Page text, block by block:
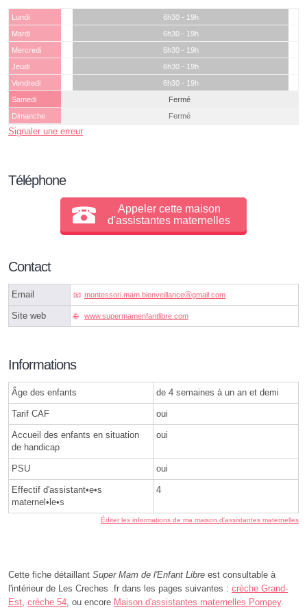
Lundi
6h30 - 19h
Mardi
6h30 - 19h
Mercredi
6h30 - 19h
Jeudi
6h30 - 19h
Vendredi
6h30 - 19h
Samedi
Fermé
Dimanche
Fermé
Signaler une erreur
Téléphone
Appeler cette maison
d'assistantes maternelles
Contact
Email montessori.mam.bienveillanceⓐgmail.com
Site web www.supermamenfantlibre.com
Informations
Âge des enfants de 4 semaines à un an et demi
Tarif CAF oui
Accueil des enfants en situation
de handicap
oui
PSU oui
Effectif d'assistant•e•s
maternel•le•s
4
Éditer les informations de ma maison d'assistantes maternelles
Cette fiche détaillant Super Mam de l'Enfant Libre est consultable à
l'intérieur de Les Creches .fr dans les pages suivantes : crèche Grand-
Est, crèche 54, ou encore Maison d'assistantes maternelles Pompey.